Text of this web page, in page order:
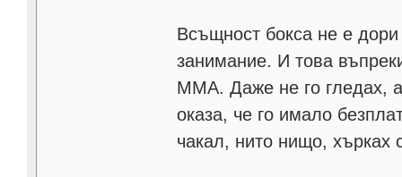
Всъщност бокса не е
занимание. И това
ММА. Даже не го гледах,
оказа, че го имало
чакал, нито нищо, хърках